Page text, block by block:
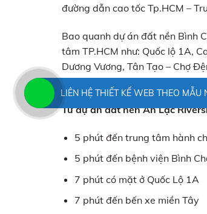
đường dẫn cao tốc Tp.HCM –
Bao quanh dự án đất nền Bình
tâm TP.HCM như: Quốc lộ 1A,
Dương Vương, Tân Tạo – Chợ
Bình Tân, Tân Phú, Quận 6,
Từ dự án đất nền An Lạc
5 phút đến trung tâm hành
5 phút đến bệnh viện Bình
7 phút có mặt ở Quốc Lộ 1A
7 phút đến bến xe miền Tây
LIÊN HỆ THIẾT KẾ WEB THEO MẪU